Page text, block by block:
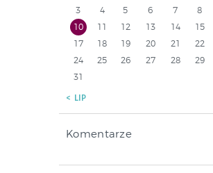
3
4 5 6 7 8
10
11 12 13 14 15
17
18 19 20 21 22
24
25 26 27 28 29
31
« LIP
Komentarze